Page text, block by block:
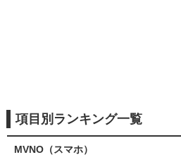
項目別ランキング一覧
MVNO（スマホ）